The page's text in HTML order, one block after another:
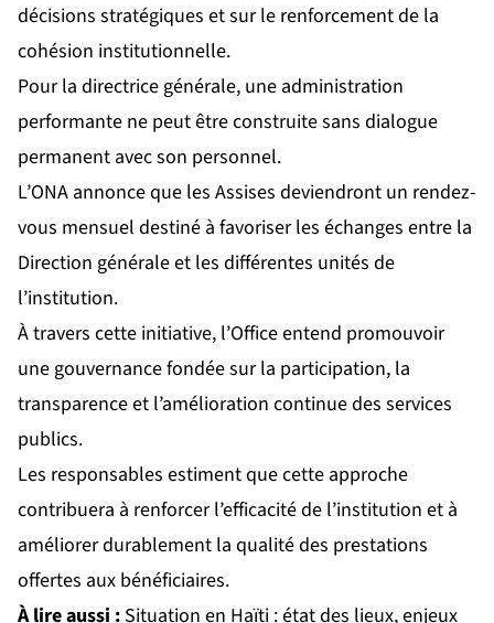
décisions stratégiques et sur le renforcement de la
cohésion institutionnelle.
Pour la directrice générale, une administration
performante ne peut être construite sans dialogue
permanent avec son personnel.
L’ONA annonce que les Assises deviendront un rendez-
vous mensuel destiné à favoriser les échanges entre la
Direction générale et les différentes unités de
l’institution.
À travers cette initiative, l’Office entend promouvoir
une gouvernance fondée sur la participation, la
transparence et l’amélioration continue des services
publics.
Les responsables estiment que cette approche
contribuera à renforcer l’efficacité de l’institution et à
améliorer durablement la qualité des prestations
offertes aux bénéficiaires.
À lire aussi : Situation en Haïti : état des lieux, enjeux